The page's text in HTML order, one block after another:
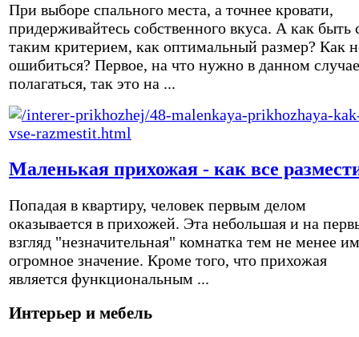
При выборе спального места, а точнее кровати,
придерживайтесь собственного вкуса. А как быть
таким критерием, как оптимальный размер? Как
ошибиться? Первое, на что нужно в данном случае
полагаться, так это на ...
Маленькая прихожая - как все
Попадая в квартиру, человек первым делом
оказывается в прихожей. Эта небольшая и на
взгляд "незначительная" комнатка тем не менее
огромное значение. Кроме того, что прихожая
является функциональным ...
Интерьер и мебель